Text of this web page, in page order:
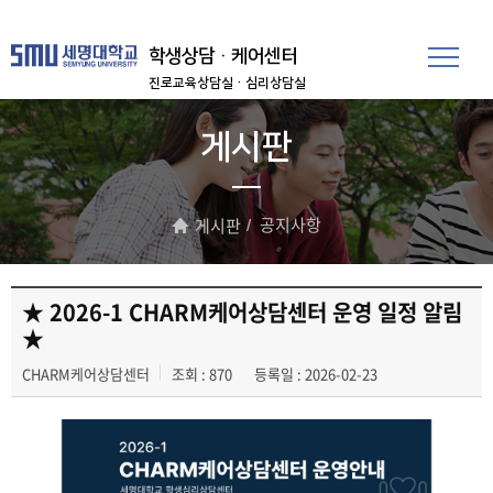
학생상담·케어센터
진로교육상담실 ·심리상담실
게시판
게시판 공지사항
★ 2026-1 CHARM케어상담센터 운영 일정 알림
★
CHARM케어상담센터 조회 : 870 등록일 : 2026-02-23